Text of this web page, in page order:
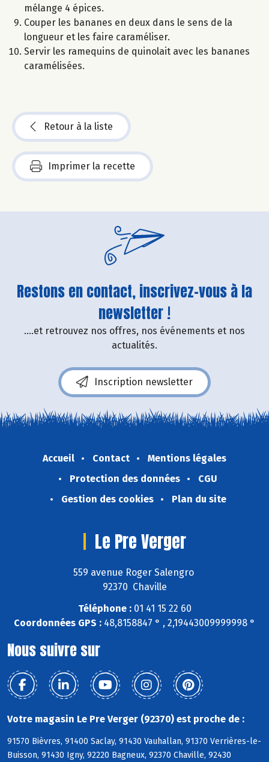
mélange 4 épices.
Couper les bananes en deux dans le sens de la
longueur et les faire caraméliser.
Servir les ramequins de quinolait avec les bananes
caramélisées.
Retour à la liste
Imprimer la recette
Restons en contact, inscrivez-vous à la
newsletter !
....et retrouvez nos offres, nos événements et nos
actualités.
Inscription newsletter
Accueil Contact
Mentions légales
Protection des données
CGU
Gestion des cookies
Plan du site
Le Pre Verger
559 avenue Roger Salengro
92370 Chaville
Téléphone :01 41 15 22 60
Coordonnées GPS : 48,8158847 ° , 2,19443009999998 °
Nous suivre sur
Votre magasin Le Pre Verger (92370) est proche de :
91570 Bièvres, 91400 Saclay, 91430 Vauhallan, 91370 Verrières-le-
Buisson, 91430 Igny, 92220 Bagneux, 92370 Chaville, 92430